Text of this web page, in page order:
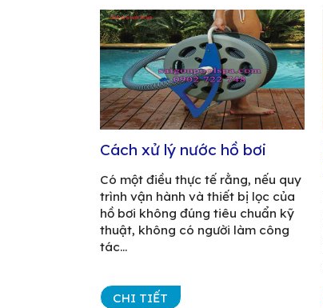
Cách xử lý nước hồ bơi
Có một điều thực tế rằng, nếu quy
trình vận hành và thiết bị lọc của
hồ bơi không đúng tiêu chuẩn kỹ
thuật, không có người làm công
tác...
CHI TIẾT